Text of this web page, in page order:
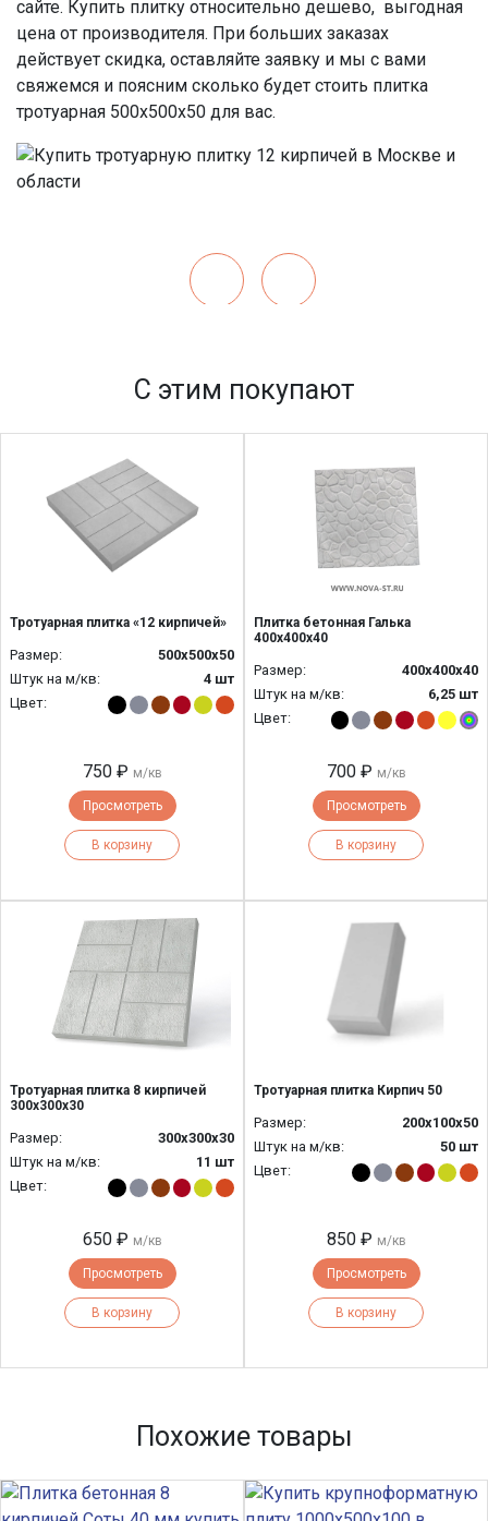
сайте. Купить плитку относительно дешево, выгодная
цена от производителя. При больших заказах
действует скидка, оставляйте заявку и мы с вами
свяжемся и поясним сколько будет стоить плитка
тротуарная 500х500х50 для вас.
С этим покупают
Тротуарная плитка «12 кирпичей»
Размер:
500х500х50
Штук на м/кв:
4 шт
Цвет:
750 ₽ м/кв
Просмотреть
В корзину
Плитка бетонная Галька
400х400х40
Размер:
400х400х40
Штук на м/кв:
6,25 шт
Цвет:
700 ₽ м/кв
Просмотреть
В корзину
Тротуарная плитка 8 кирпичей
300х300х30
Размер:
300х300х30
Штук на м/кв:
11 шт
Цвет:
650 ₽ м/кв
Просмотреть
В корзину
Тротуарная плитка Кирпич 50
Размер:
200x100x50
Штук на м/кв:
50 шт
Цвет:
850 ₽ м/кв
Просмотреть
В корзину
Похожие товары